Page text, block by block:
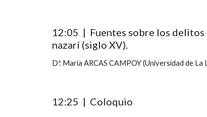
12:05  |  Fuentes sobre los
nazarí (siglo XV).
Dª. María ARCAS CAMPOY (Universidad de La
12:25  |  Coloquio